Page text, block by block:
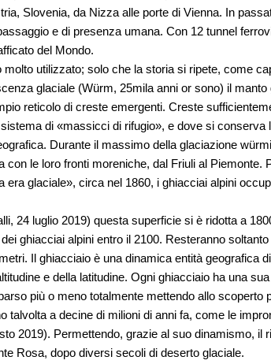
Slovenia, da Nizza alle porte di Vienna. In
e di presenza umana. Con 12 tunnel
del Mondo.
molto utilizzato; solo che la storia si ripete, come
glaciale (Würm, 25mila anni or sono) il
reticolo di creste emergenti. Creste
di «massicci di rifugio», e dove si conserva
Durante il massimo della glaciazione
con le loro fronti moreniche, dal Friuli al Piemonte.
era glaciale», circa nel 1860, i ghiacciai alpini
24 luglio 2019) questa superficie si è ridotta a
ghiacciai alpini entro il 2100. Resteranno
Il ghiacciaio è una dinamica entità geografica
e della latitudine. Ogni ghiacciaio ha una
più o meno totalmente mettendo allo
talvolta a decine di milioni di anni fa, come le
2019). Permettendo, grazie al suo dinamismo, il
Rosa, dopo diversi secoli di deserto glaciale.